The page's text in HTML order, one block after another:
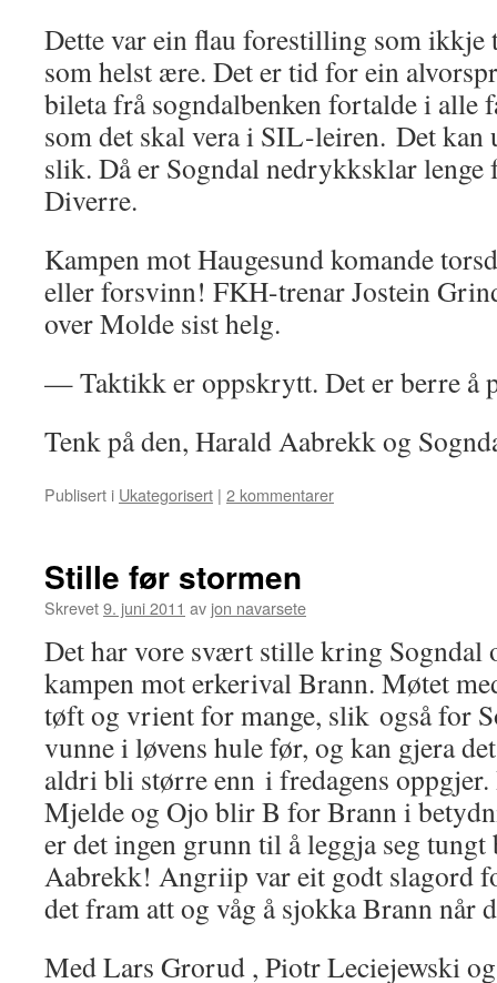
Dette var ein flau forestilling som ikkje
som helst ære. Det er tid for ein
bileta frå sogndalbenken fortalde i
som det skal vera i SIL-leiren. Det kan
slik. Då er Sogndal nedrykksklar
Diverre.
Kampen mot Haugesund komande
eller forsvinn! FKH-trenar Jostein
over Molde sist helg.
— Taktikk er oppskrytt. Det er berre å
Tenk på den, Harald Aabrekk og
Publisert i Ukategorisert | 2 kommentarer
Stille før stormen
Skrevet9. juni 2011 av jon navarsete
Det har vore svært stille kring Sogndal
kampen mot erkerival Brann. Møtet
tøft og vrient for mange, slik også for
vunne i løvens hule før, og kan gjera
aldri bli større enn i fredagens
Mjelde og Ojo blir B for Brann i
er det ingen grunn til å leggja seg tungt
Aabrekk! Angriip var eit godt slagord
det fram att og våg å sjokka Brann når
Med Lars Grorud , Piotr Leciejewski